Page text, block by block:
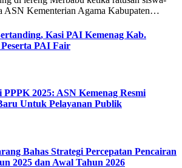
ASN Kementerian Agama Kabupaten…
Kasi PAI Kemenag Kab.
PAI Fair
2025: ASN Kemenag Resmi
Untuk Pelayanan Publik
Bahas Strategi Percepatan Pencairan
2025 dan Awal Tahun 2026